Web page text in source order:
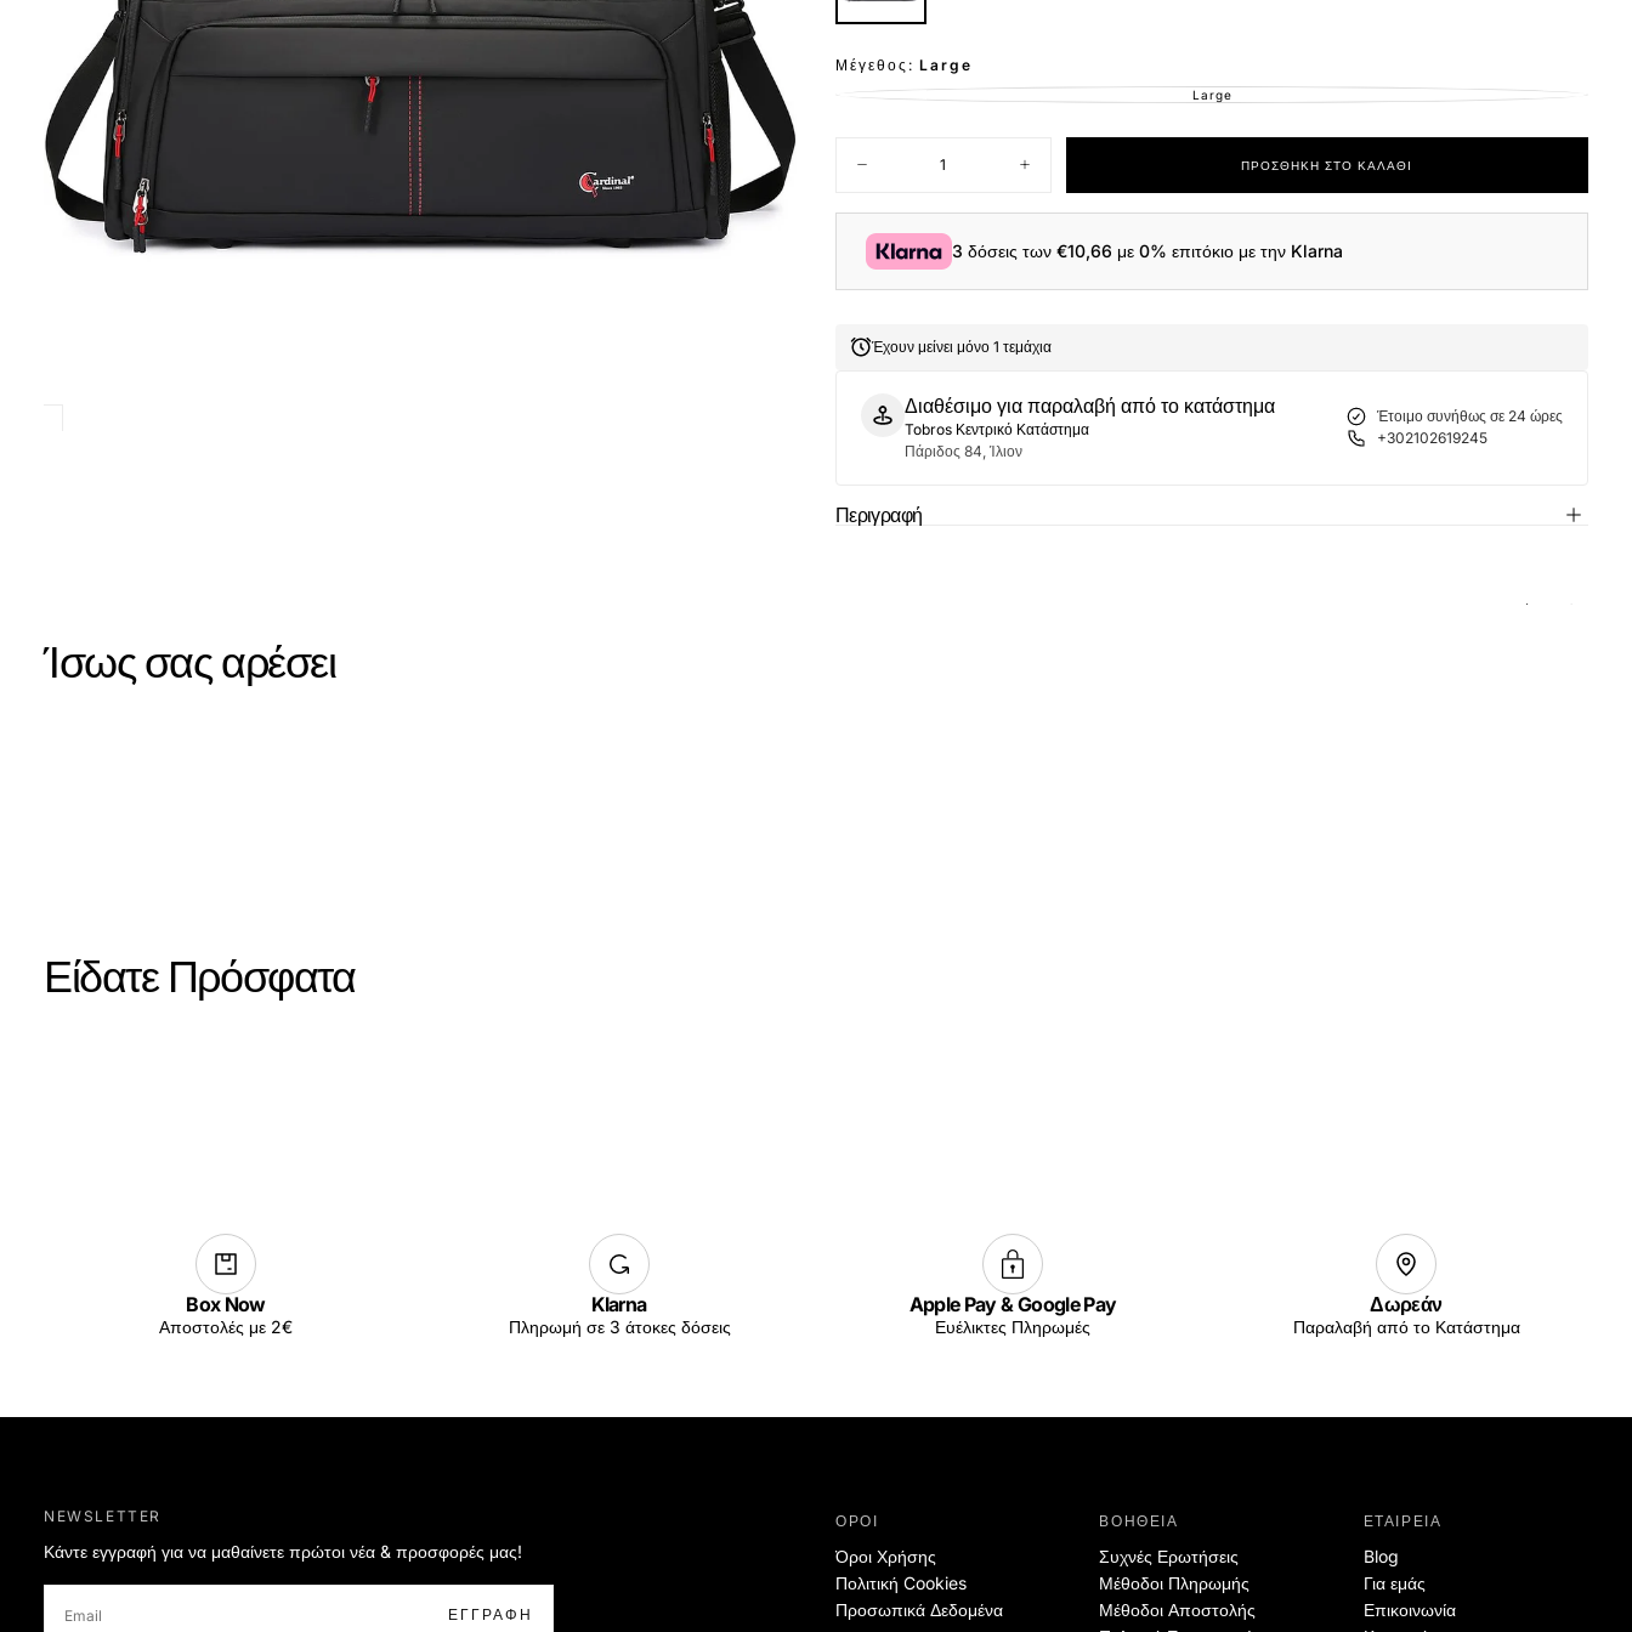
Μέγεθος: Large
LargeΕΚΤΌΣ
για
Ταξιδίου
70Χ29Χ31
Αύξηση
ποσότητας
για
Ταξιδίου
70Χ29Χ31
ΠΡΟΣΘΉΚΗ ΣΤΟ ΚΑΛΆΘΙ
3 δόσεις των€10,66 με 0% επιτόκιο με την Klarna
Έχουν μείνει μόνο 1 τεμάχια
Διαθέσιμο για παραλαβή από το κατάστημα
Tobros Κεντρικό Κατάστημα
Πάριδος 84, Ίλιον
Έτοιμο συνήθως σε 24 ώρες
+302102619245
Περιγραφή
Ίσως σας αρέσει
Είδατε Πρόσφατα
Box Now
Αποστολές με 2€
Klarna
Πληρωμή σε 3 άτοκες δόσεις
Apple Pay & Google Pay
Ευέλικτες Πληρωμές
Δωρεάν
Παραλαβή από το Κατάστημα
NEWSLETTER
Κάντε εγγραφή για να μαθαίνετε πρώτοι νέα & προσφορές μας!
ΕΓΓΡΑΦΉ
ΟΡΟΙ
Όροι Χρήσης
Πολιτική Cookies
Προσωπικά Δεδομένα
ΒΟΗΘΕΙΑ
Συχνές Ερωτήσεις
Μέθοδοι Πληρωμής
Μέθοδοι Αποστολής
ΕΤΑΙΡΕΙΑ
Blog
Για εμάς
Επικοινωνία